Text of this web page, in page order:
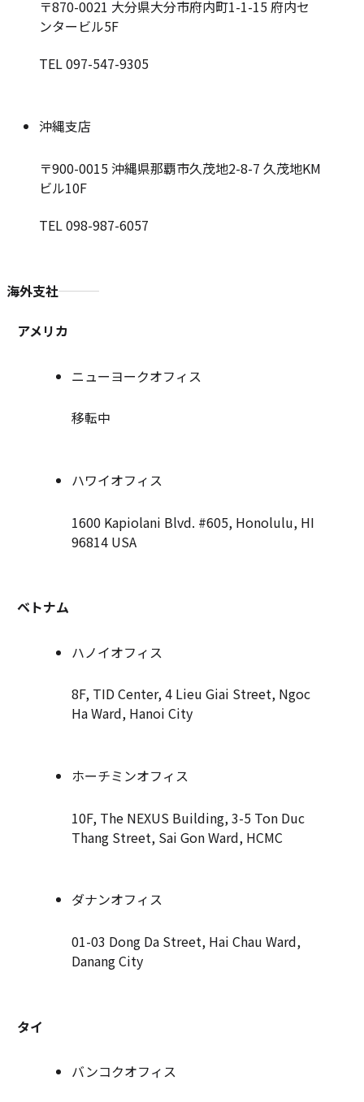
〒870-0021 大分県大分市府内町1-1-15 府内セ
ンタービル5F
TEL 097-547-9305
沖縄支店
〒900-0015 沖縄県那覇市久茂地2-8-7 久茂地KM
ビル10F
TEL 098-987-6057
海外支社
アメリカ
ニューヨークオフィス
移転中
ハワイオフィス
1600 Kapiolani Blvd. #605, Honolulu, HI
96814 USA
ベトナム
ハノイオフィス
8F, TID Center, 4 Lieu Giai Street, Ngoc
Ha Ward, Hanoi City
ホーチミンオフィス
10F, The NEXUS Building, 3-5 Ton Duc
Thang Street, Sai Gon Ward, HCMC
ダナンオフィス
01-03 Dong Da Street, Hai Chau Ward,
Danang City
タイ
バンコクオフィス